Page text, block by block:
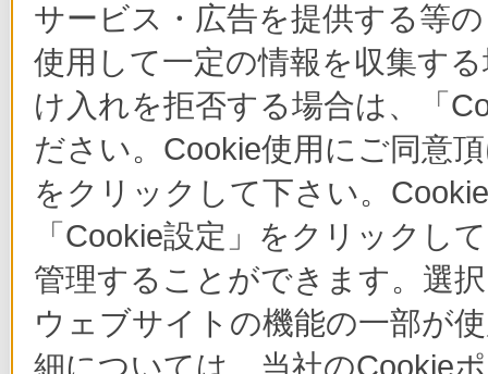
サービス・広告を提供する等
使用して一定の情報を収集す
け入れを拒否する場合は、「
ださい。Cookie使用にご同意
をクリックして下さい。
「Cookie設定」をクリックし
管理することができます。選
ウェブサイトの機能の一部が
細については、当社のCookie